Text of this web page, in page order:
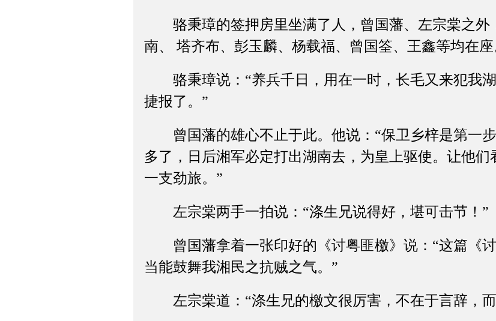
骆秉璋的签押房里坐满了人，曾国藩、左宗棠之外
南、 塔齐布、彭玉麟、杨载福、曾国筌、王鑫等均在座
骆秉璋说：“养兵千日，用在一时，长毛又来犯我
捷报了。”
曾国藩的雄心不止于此。他说：“保卫乡梓是第一
多了，日后湘军必定打出湖南去，为皇上驱使。让他
一支劲旅。”
左宗棠两手一拍说：“涤生兄说得好，堪可击节！”
曾国藩拿着一张印好的《讨粤匪檄》说：“这篇《讨
当能鼓舞我湘民之抗贼之气。”
左宗棠道：“涤生兄的檄文很厉害，不在于言辞，而